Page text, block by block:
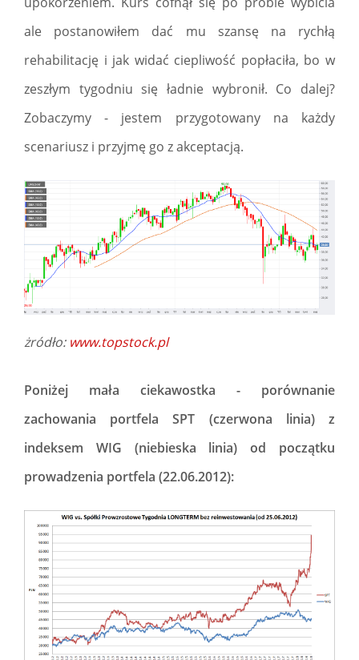
ale postanowiłem dać mu szansę na rychłą
rehabilitację i jak widać ciepliwość popłaciła, bo w
zeszłym tygodniu się ładnie wybronił. Co dalej?
Zobaczymy - jestem przygotowany na każdy
scenariusz i przyjmę go z akceptacją.
żródło: www.topstock.pl
Poniżej mała ciekawostka - porównanie
zachowania portfela SPT (czerwona linia) z
indeksem WIG (niebieska linia) od początku
prowadzenia portfela (22.06.2012):